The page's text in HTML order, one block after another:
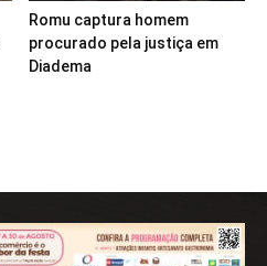
Romu captura homem
procurado pela justiça em
Diadema